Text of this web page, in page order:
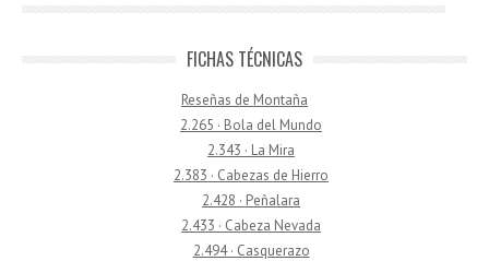
FICHAS TÉCNICAS
Reseñas de Montaña
2.265 · Bola del Mundo
2.343 · La Mira
2.383 · Cabezas de Hierro
2.428 · Peñalara
2.433 · Cabeza Nevada
2.494 · Casquerazo